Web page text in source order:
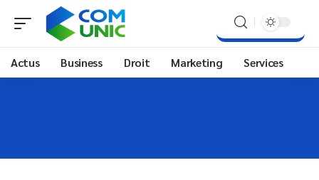
Actus Business Droit Marketing Services